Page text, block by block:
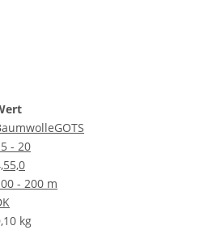
GOTS
- 20
5,0
- 200 m
kg